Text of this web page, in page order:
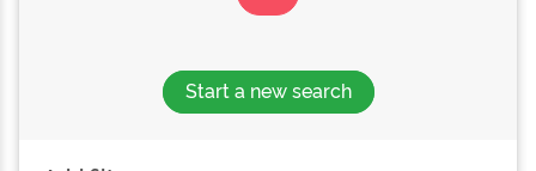
Start a new search